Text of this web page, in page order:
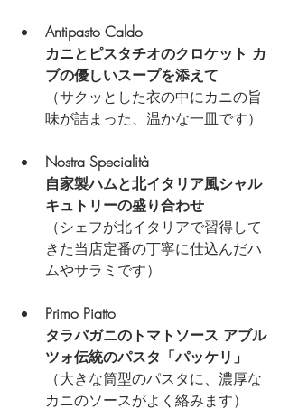
Antipasto Caldo
カニとピスタチオのクロケット カ
ブの優しいスープを添えて
（サクッとした衣の中にカニの旨
味が詰まった、温かな一皿です）
Nostra Specialità
自家製ハムと北イタリア風シャル
キュトリーの盛り合わせ
（シェフが北イタリアで習得して
きた当店定番の丁寧に仕込んだハ
ムやサラミです）
Primo Piatto
タラバガニのトマトソース アブル
ツォ伝統のパスタ「パッケリ」
（大きな筒型のパスタに、濃厚な
カニのソースがよく絡みます）